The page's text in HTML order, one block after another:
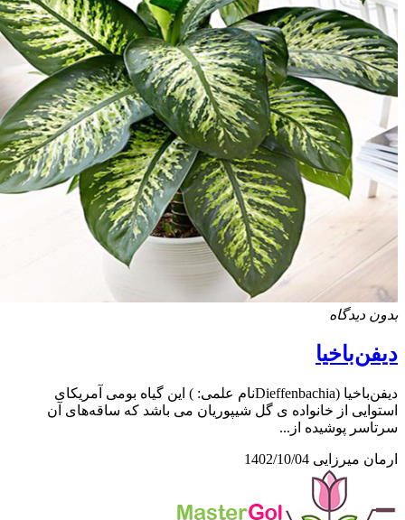
بدون دیدگاه
دیفن‌باخیا
دیفن‌باخیا (Dieffenbachiaنام علمی: ) این گیاه بومی آمریکای
استوایی از خانواده ی گل شیپوریان می باشد که ساقه‌های آن
سرتاسر پوشیده از...
ارمان میرزایی 1402/10/04